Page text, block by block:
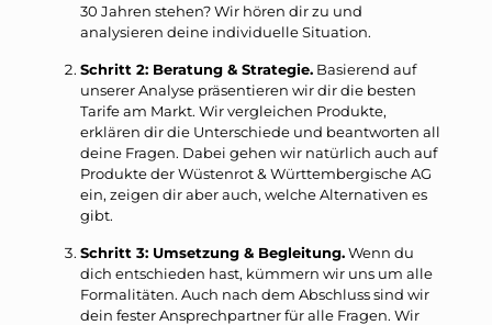
30 Jahren stehen? Wir hören dir zu und
analysieren deine individuelle Situation.
Schritt 2: Beratung & Strategie. Basierend auf
unserer Analyse präsentieren wir dir die besten
Tarife am Markt. Wir vergleichen Produkte,
erklären dir die Unterschiede und beantworten all
deine Fragen. Dabei gehen wir natürlich auch auf
Produkte der Wüstenrot & Württembergische AG
ein, zeigen dir aber auch, welche Alternativen es
gibt.
Schritt 3: Umsetzung & Begleitung.Wenn du
dich entschieden hast, kümmern wir uns um alle
Formalitäten. Auch nach dem Abschluss sind wir
dein fester Ansprechpartner für alle Fragen. Wir